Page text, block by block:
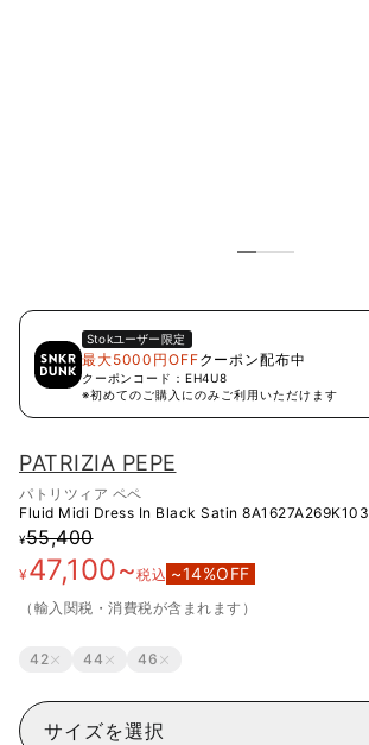
Stokユーザー限定
最大5000円OFFクーポン配布中
クーポンコード： EH4U8
※初めてのご購入にのみご利用いただけます
PATRIZIA PEPE
パトリツィア ペペ
Fluid Midi Dress In Black Satin 8A1627A269K103
¥55,400
¥47,100~税込 ~14%OFF
（輸入関税・消費税が含まれます）
42 44 46
サイズを選択